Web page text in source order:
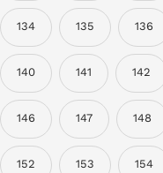
134 135 136
140 141 142
146 147 148
152 153 154